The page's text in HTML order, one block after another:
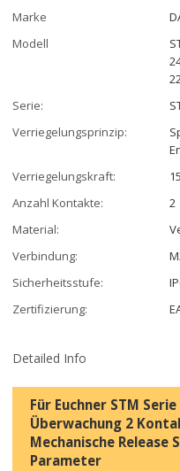
Marke
Modell
Serie:
Verriegelungsprinzip:
Verriegelungskraft:
Anzahl Kontakte:
2
Material:
Verbindung:
Sicherheitsstufe:
Zertifizierung:
Detailed Info
Für Euchner STM
Überwachung 2
Mechanische Release
Parameter